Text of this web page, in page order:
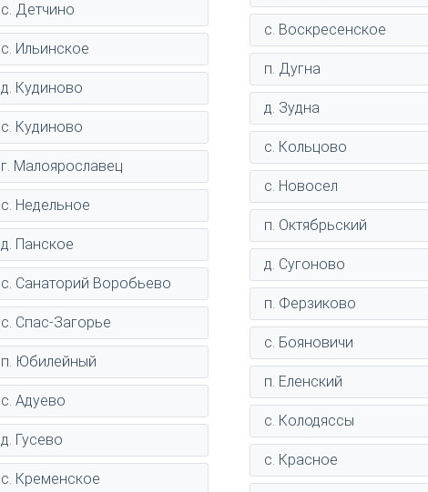
с. Детчино
с. Ильинское
д. Кудиново
с. Кудиново
г. Малоярославец
с. Недельное
д. Панское
с. Санаторий Воробьево
с. Спас-Загорье
п. Юбилейный
с. Адуево
д. Гусево
с. Кременское
с. Воскресенское
п. Дугна
д. Зудна
с. Кольцово
с. Новосел
п. Октябрьский
д. Сугоново
п. Ферзиково
с. Бояновичи
п. Еленский
с. Колодяссы
с. Красное